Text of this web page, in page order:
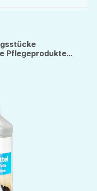
Pflegeprodukte...